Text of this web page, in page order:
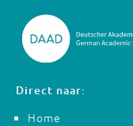
Direct naar:
Home